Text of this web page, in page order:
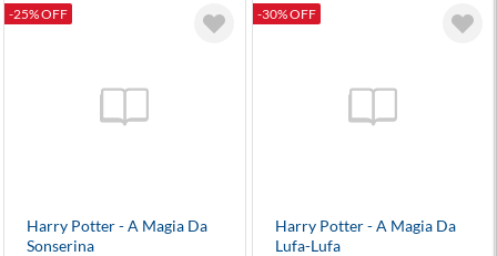
-25% OFF
Harry Potter - A Magia Da
Sonserina
-30% OFF
Harry Potter - A Magia Da
Lufa-Lufa